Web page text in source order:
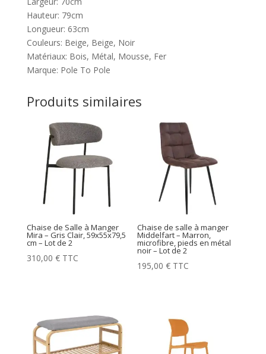
Hauteur: 79cm
Longueur: 63cm
Couleurs: Beige, Beige, Noir
Matériaux: Bois, Métal, Mousse, Fer
Marque: Pole To Pole
Produits similaires
Chaise de Salle à Manger
Mira – Gris Clair, 59x55x79,5
cm – Lot de 2
310,00 € TTC
Chaise de salle à manger
Middelfart – Marron,
microfibre, pieds en métal
noir – Lot de 2
195,00€ TTC